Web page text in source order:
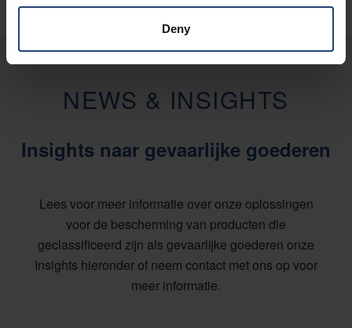
Deny
NEWS & INSIGHTS
Insights naar gevaarlijke goederen
Lees voor meer informatie over onze oplossingen
voor de bescherming van producten die
geclassificeerd zijn als gevaarlijke goederen onze
Insights hieronder of neem contact met ons op voor
meer informatie.